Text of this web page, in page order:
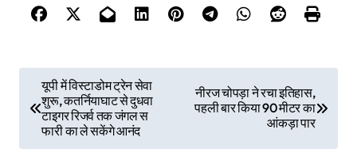
o
s
यूपी में विस्टाडोम ट्रेन सेवा
शुरू, कतर्नियाघाट से दुधवा
टाइगर रिजर्व तक जंगल स
फारी का ले सकेंगे आनंद
नीरज चोपड़ा ने रचा इतिहास,
पहली बार किया 90 मीटर का
आंकड़ा पार